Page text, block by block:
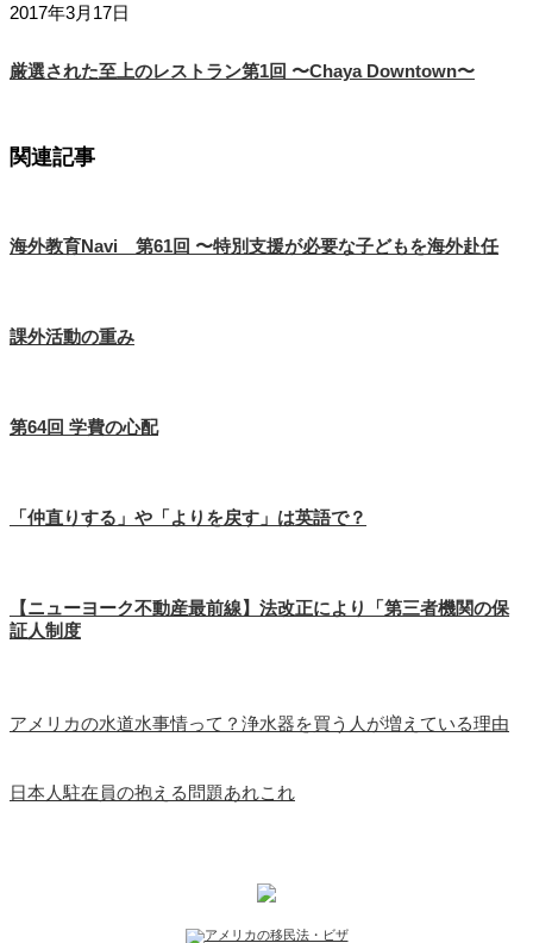
2017年3月17日
厳選された至上のレストラン第1回 〜Chaya Downtown〜
関連記事
海外教育Navi 第61回 〜特別支援が必要な子どもを海外赴任
課外活動の重み
第64回 学費の心配
「仲直りする」や「よりを戻す」は英語で？
【ニューヨーク不動産最前線】法改正により「第三者機関の保
証人制度
アメリカの水道水事情って？浄水器を買う人が増えている理由
日本人駐在員の抱える問題あれこれ